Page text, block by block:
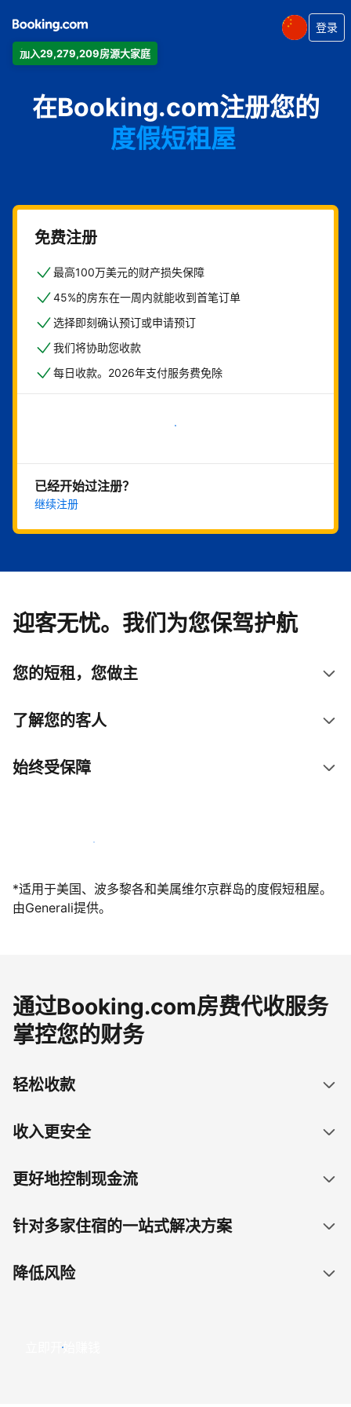
加入29,279,209房源大家庭
登录
在Booking.com注册您的
公寓
酒店
度假短租屋
住宿加早餐旅馆
免费注册
最高100万美元的财产损失保障
45%的房东在一周内就能收到首笔订单
选择即刻确认预订或申请预订
我们将协助您收款
每日收款。2026年支付服务费免除
立即开始
已经开始过注册？
继续注册
迎客无忧。我们为您保驾护航
您的短租，您做主
了解您的客人
始终受保障
立即与我们一起迎接客人
*适用于美国、波多黎各和美属维尔京群岛的度假短租屋。
由Generali提供。
通过Booking.com房费代收服务
掌控您的财务
轻松收款
收入更安全
更好地控制现金流
针对多家住宿的一站式解决方案
降低风险
立即开始赚钱